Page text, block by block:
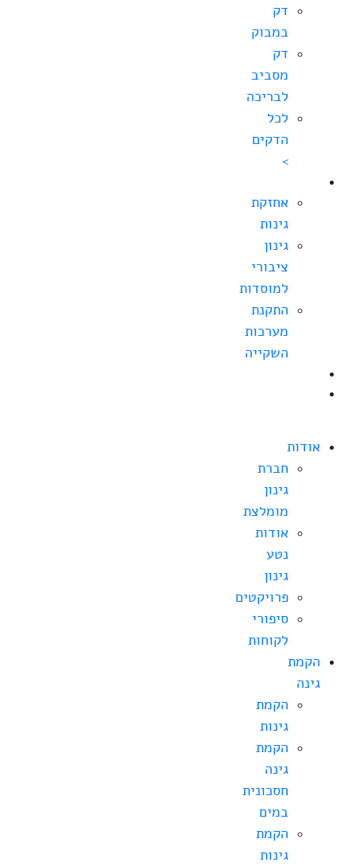
דק
במבוק
דק
מסביב
לבריכה
לכל
הדקים
>
אחזקת
גינות
גינון
ציבורי
למוסדות
התקנת
מערכות
השקייה
אודות
חברת
גינון
מומלצת
אודות
נטע
גינון
פרויקטים
סיפורי
לקוחות
הקמת
גינה
הקמת
גינות
הקמת
גינה
חסכונית
במים
הקמת
גינות